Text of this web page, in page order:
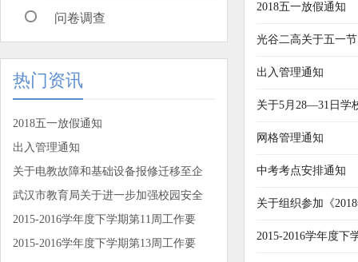
问卷调查
热门资讯
2018五一放假通知
出入管理通知
关于电教故障和基础设备报修迁移至企
武汉市教育局关于进一步加强校园安全
2015-2016学年度下学期第11周工作要
2015-2016学年度下学期第13周工作要
2018五一放假通知
光谷二高关于五一
出入管理通知
关于5月28—31日学
网格管理通知
中考考点安排通知
关于组织参加《
2015-2016学年度下